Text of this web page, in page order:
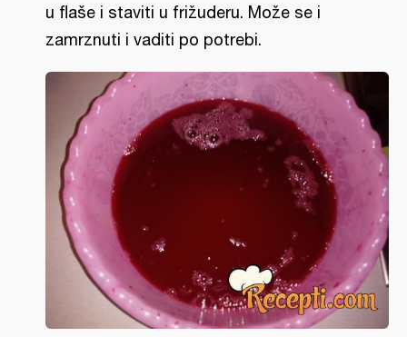
u flaše i staviti u frižuderu. Može se i
zamrznuti i vaditi po potrebi.